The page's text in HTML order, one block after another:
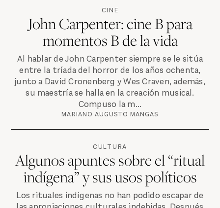
CINE
John Carpenter: cine B para
momentos B de la vida
Al hablar de John Carpenter siempre se le sitúa
entre la tríada del horror de los años ochenta,
junto a David Cronenberg y Wes Craven, además,
su maestría se halla en la creación musical.
Compuso la m...
MARIANO AUGUSTO MANGAS
CULTURA
Algunos apuntes sobre el “ritual
indígena” y sus usos políticos
Los rituales indígenas no han podido escapar de